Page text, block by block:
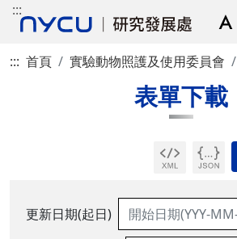
:::
::: 首頁 實驗動物照護及使用委員會
表單下載
更新日期(起日)